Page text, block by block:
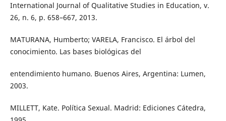
International Journal of Qualitative Studies in Education, v.
26, n. 6, p. 658–667, 2013.
MATURANA, Humberto; VARELA, Francisco. El árbol del
conocimiento. Las bases biológicas del
entendimiento humano. Buenos Aires, Argentina: Lumen,
2003.
MILLETT, Kate. Política Sexual. Madrid: Ediciones Cátedra,